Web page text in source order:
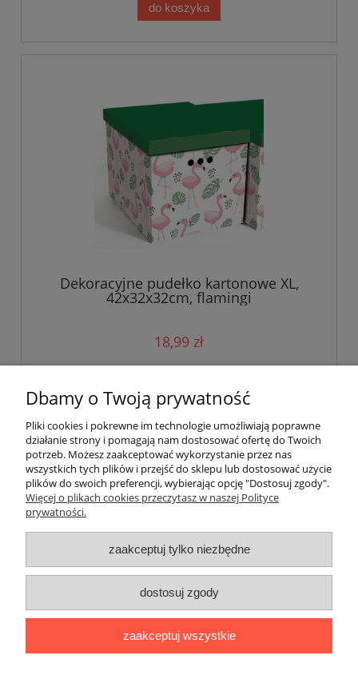
do koszyka
Dekoracyjne pudełko kartonowe XL,
42x32x32cm, flamingi
18,99 zł
Pomoc
Moje konto
Płatności i dostawa
Informacje
Dbamy o Twoją prywatność
Pliki cookies i pokrewne im technologie umożliwiają poprawne
działanie strony i pomagają nam dostosować ofertę do Twoich
potrzeb. Możesz zaakceptować wykorzystanie przez nas
wszystkich tych plików i przejść do sklepu lub dostosować użycie
plików do swoich preferencji, wybierając opcję "Dostosuj zgody".
Więcej o plikach cookies przeczytasz w naszej Polityce
prywatności.
zaakceptuj tylko niezbędne
dostosuj zgody
zaakceptuj wszystkie